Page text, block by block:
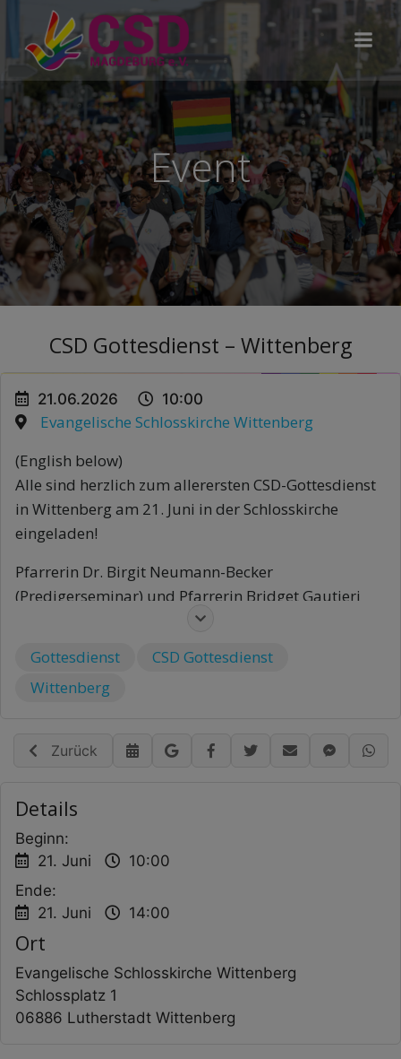
Zum
springen
Event
CSD Gottesdienst – Wittenberg
21.06.2026 10:00
Evangelische Schlosskirche Wittenberg
(English below)
Alle sind herzlich zum allerersten CSD-Gottesdienst
in Wittenberg am 21. Juni in der Schlosskirche
eingeladen!
Pfarrerin Dr. Birgit Neumann-Becker
(Predigerseminar) und Pfarrerin Bridget Gautieri
(ELCA) leiten gemeinsam den Gottesdienst um 10:00
All are welcome to Wittenberg’s very first Pride
The Rev. Dr. Birgit Neumann-Becker
holy communion.
www.schlosskirche-wittenberg.de
Gottesdienst
CSD Gottesdienst
Wittenberg
Zurück
Details
Beginn:
21. Juni
10:00
Ende:
21. Juni
14:00
Ort
Evangelische Schlosskirche Wittenberg
Schlossplatz 1
06886 Lutherstadt Wittenberg